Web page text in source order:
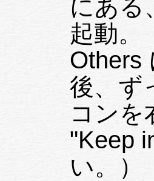
にある
起動。
Others
後、ず
コン
"Keep
い。）